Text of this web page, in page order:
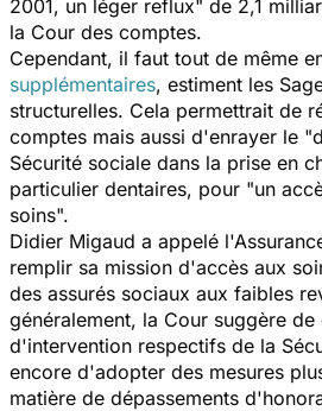
2001, un léger reflux" de 2,1
la Cour des comptes.
Cependant, il faut tout de même
supplémentaires, estiment les
structurelles. Cela permettrait de
comptes mais aussi d'enrayer le "
Sécurité sociale dans la prise en
particulier dentaires, pour "un
soins".
Didier Migaud a appelé
remplir sa mission d'accès aux
des assurés sociaux aux faibles
généralement, la Cour suggère
d'intervention respectifs de la
encore d'adopter des mesures
matière de dépassements